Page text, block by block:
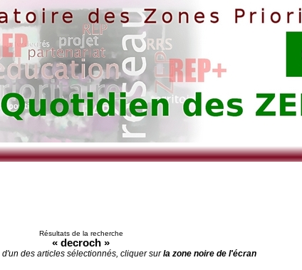
Résultats de la recherche
« decroch »
des articles sélectionnés, cliquer surla zone noire de l'écran